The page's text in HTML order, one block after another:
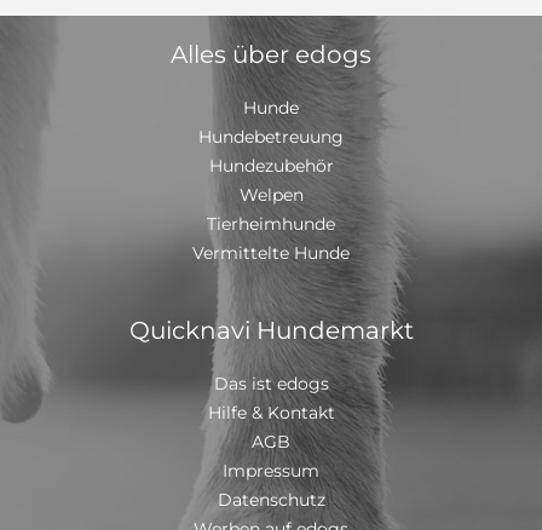
Alles über edogs
Hunde
Hundebetreuung
Hundezubehör
Welpen
Tierheimhunde
Vermittelte Hunde
Quicknavi Hundemarkt
Das ist edogs
Hilfe & Kontakt
AGB
Impressum
Datenschutz